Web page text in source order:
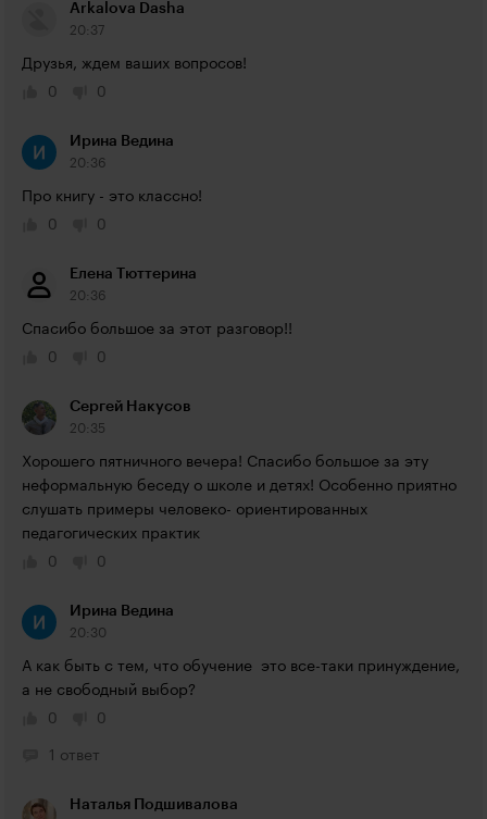
Arkalova Dasha
20:37
Друзья, ждем ваших вопросов!
0
0
Ирина Ведина
20:36
Про книгу - это классно!
0
0
Елена Тюттерина
20:36
Спасибо большое за этот разговор!!
0
0
Сергей Накусов
20:35
Хорошего пятничного вечера! Спасибо большое за эту
неформальную беседу о школе и детях! Особенно приятно
слушать примеры человеко- ориентированных
педагогических практик
0
0
Ирина Ведина
20:30
А как быть с тем, что обучение  это все-таки принуждение,
а не свободный выбор?
0
0
1 ответ
Наталья Подшивалова